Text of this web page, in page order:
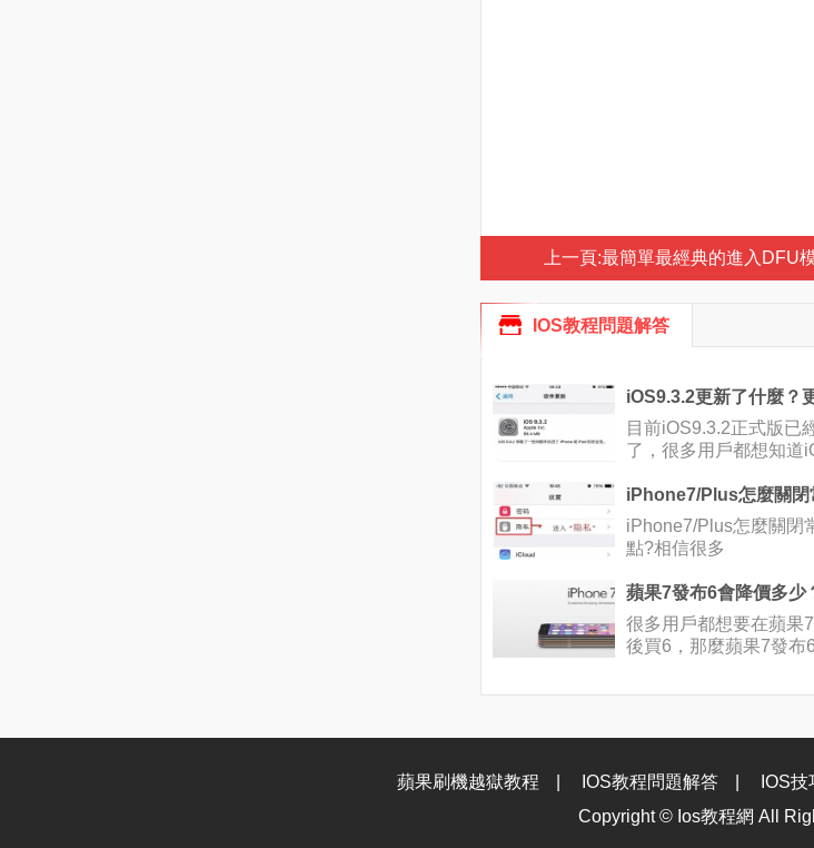
上一頁:最簡單最經典的進入DFU
IOS教程問題解答
目前iOS9.3.2正式版已
了，很多用戶都想知道
iPhone7/Plus怎麼關閉
點?相信很多
很多用戶都想要在蘋果
後買6，那麼蘋果7發布
蘋果刷機越獄教程 IOS教程問題解答 IOS
Copyright © Ios教程網 All